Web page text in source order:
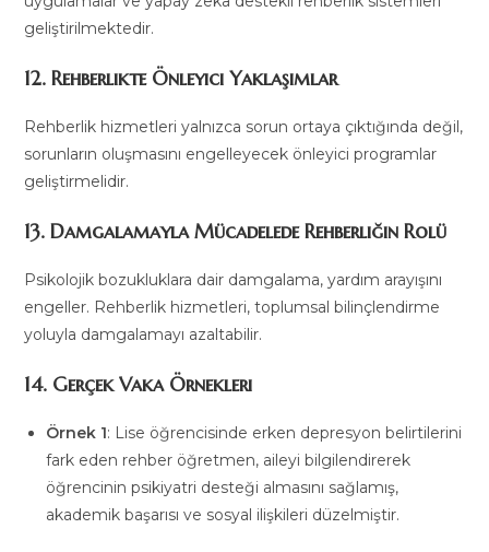
geliştirilmektedir.
12. Rehberlikte Önleyici Yaklaşımlar
Rehberlik hizmetleri yalnızca sorun ortaya çıktığında değil,
sorunların oluşmasını engelleyecek önleyici programlar
geliştirmelidir.
13. Damgalamayla Mücadelede Rehberliğin Rolü
Psikolojik bozukluklara dair damgalama, yardım arayışını
engeller. Rehberlik hizmetleri, toplumsal bilinçlendirme
yoluyla damgalamayı azaltabilir.
14. Gerçek Vaka Örnekleri
Örnek 1: Lise öğrencisinde erken depresyon belirtilerini
fark eden rehber öğretmen, aileyi bilgilendirerek
öğrencinin psikiyatri desteği almasını sağlamış,
akademik başarısı ve sosyal ilişkileri düzelmiştir.